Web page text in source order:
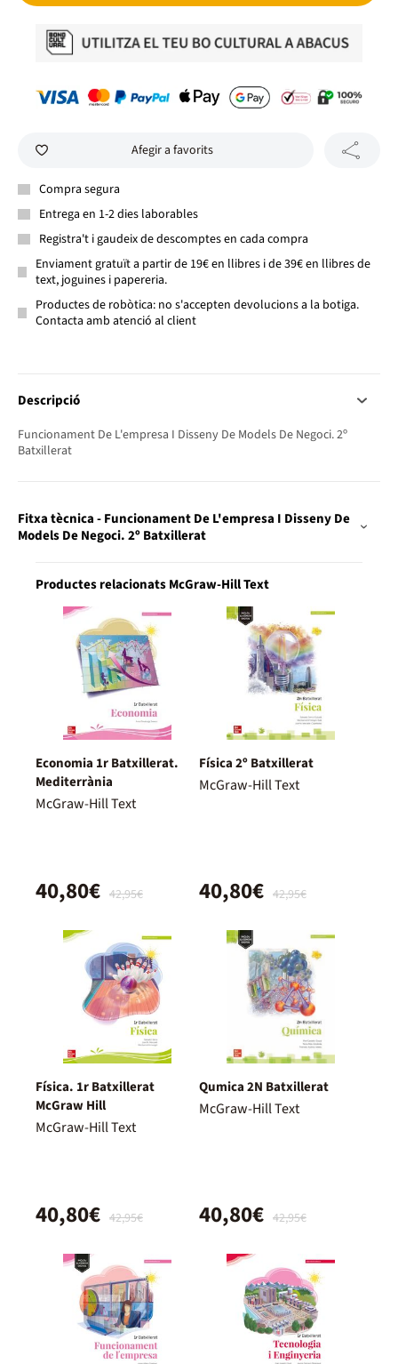
Afegir a favorits
Compra segura
Entrega en 1-2 dies laborables
Registra't i gaudeix de descomptes en cada compra
Enviament gratuït a partir de 19€ en llibres i de 39€ en llibres de
text, joguines i papereria.
Productes de robòtica: no s'accepten devolucions a la botiga.
Contacta amb atenció al client
Descripció
Funcionament De L'empresa I Disseny De Models De Negoci. 2º
Batxillerat
Fitxa tècnica - Funcionament De L'empresa I Disseny De
Models De Negoci. 2º Batxillerat
Productes relacionats McGraw-Hill Text
Economia 1r Batxillerat.
Mediterrània
McGraw-Hill Text
42,95€
40,80€
Física 2º Batxillerat
McGraw-Hill Text
42,95€
40,80€
Física. 1r Batxillerat
McGraw Hill
McGraw-Hill Text
42,95€
40,80€
Qumica 2N Batxillerat
McGraw-Hill Text
42,95€
40,80€